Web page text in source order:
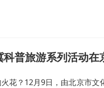
普旅游系列活动在
花？12月9日，由北京市